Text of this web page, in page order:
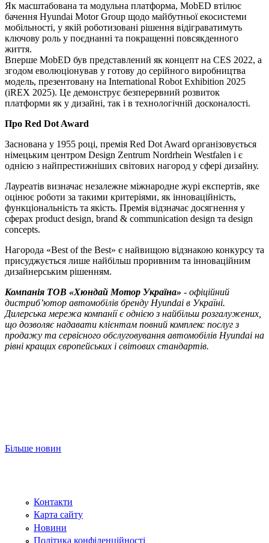
Як масштабована та модульна платформа, MobED втілює
бачення Hyundai Motor Group щодо майбутньої екосистеми
мобільності, у якій роботизовані рішення відіграватимуть
ключову роль у поєднанні та покращенні повсякденного
життя.
Вперше MobED був представлений як концепт на CES 2022, а
згодом еволюціонував у готову до серійного виробництва
модель, презентовану на International Robot Exhibition 2025
(iREX 2025). Це демонструє безперервний розвиток
платформи як у дизайні, так і в технологічній досконалості.
Про Red Dot Award
Заснована у 1955 році, премія Red Dot Award організовується
німецьким центром Design Zentrum Nordrhein Westfalen і є
однією з найпрестижніших світових нагород у сфері дизайну.
Лауреатів визначає незалежне міжнародне журі експертів, яке
оцінює роботи за такими критеріями, як інноваційність,
функціональність та якість. Премія відзначає досягнення у
сферах product design, brand & communication design та design
concepts.
Нагорода «Best of the Best» є найвищою відзнакою конкурсу та
присуджується лише найбільш проривним та інноваційним
дизайнерським рішенням.
Компанія ТOВ «Хюндай Мотор Україна» - офіційний
дистриб’ютор автомобілів бренду Hyundai в Україні.
Дилерська мережа компанії є однією з найбільш розгалужених,
що дозволяє надавати клієнтам повний комплекс послуг з
продажу та сервісного обслуговування автомобілів Hyundai на
рівні кращих європейських і світових стандартів.
Більше новин
Контакти
Карта сайту
Новини
Політика конфіденційності